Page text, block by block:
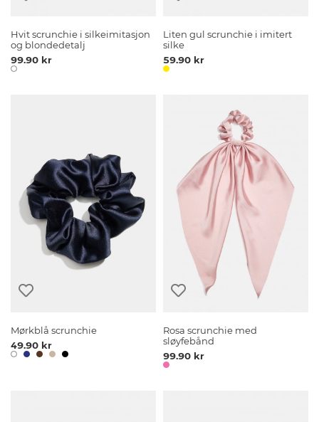
Hvit scrunchie i silkeimitasjon
og blondedetalj
99.90 kr
Liten gul scrunchie i imitert
silke
59.90 kr
Mørkblå scrunchie
49.90 kr
Rosa scrunchie med
sløyfebånd
99.90 kr